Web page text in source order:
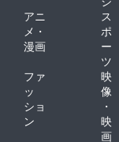
アニ
メ・
漫画
ス
ポ
ー
ツ
ファ
ッ
ショ
ン
映
像
・
映
画